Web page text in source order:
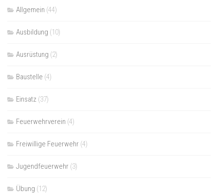
Allgemein (44)
Ausbildung (10)
Ausrüstung (2)
Baustelle (4)
Einsatz (37)
Feuerwehrverein (4)
Freiwillige Feuerwehr (4)
Jugendfeuerwehr (3)
Übung (12)